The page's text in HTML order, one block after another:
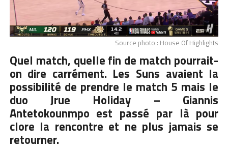
Source photo : House Of Highlights
Quel match, quelle fin de match pourrait-
on dire carrément. Les Suns avaient la
possibilité de prendre le match 5 mais le
duo Jrue Holiday – Giannis
Antetokounmpo est passé par là pour
clore la rencontre et ne plus jamais se
retourner.